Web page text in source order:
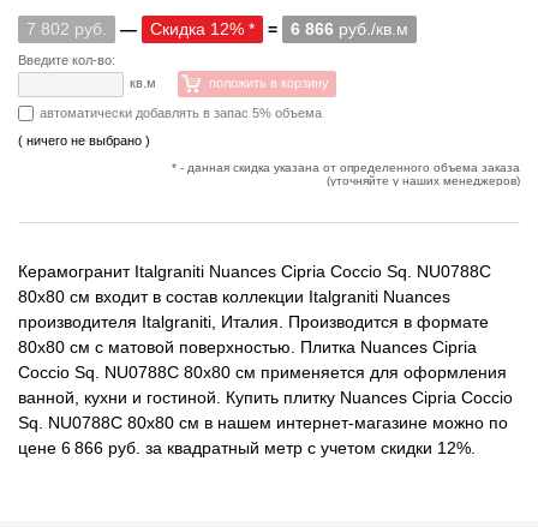
7 802 руб. — Скидка 12% * = 6 866 руб./кв.м
Введите кол-во:
кв.м
положить в корзину
автоматически добавлять в запас 5% объема
( ничего не выбрано )
* - данная скидка указана от определенного объема заказа
(уточняйте у наших менеджеров)
Керамогранит Italgraniti Nuances Cipria Coccio Sq. NU0788C
80x80 см входит в состав коллекции Italgraniti Nuances
производителя Italgraniti, Италия. Производится в формате
80x80 см с матовой поверхностью. Плитка Nuances Cipria
Coccio Sq. NU0788C 80x80 см применяется для оформления
ванной, кухни и гостиной. Купить плитку Nuances Cipria Coccio
Sq. NU0788C 80x80 см в нашем интернет-магазине можно по
цене 6 866 руб. за квадратный метр с учетом скидки 12%.